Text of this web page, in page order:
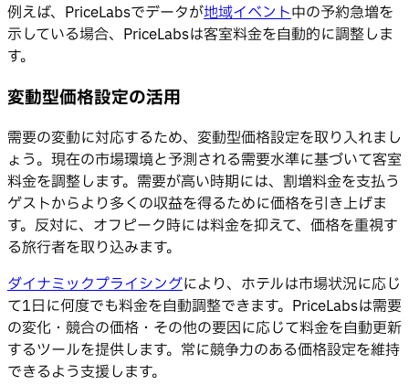
例えば、PriceLabsでデータが地域イベント中の予約急増を
示している場合、PriceLabsは客室料金を自動的に調整しま
す。
変動型価格設定の活用
需要の変動に対応するため、変動型価格設定を取り入れまし
ょう。現在の市場環境と予測される需要水準に基づいて客室
料金を調整します。需要が高い時期には、割増料金を支払う
ゲストからより多くの収益を得るために価格を引き上げま
す。反対に、オフピーク時には料金を抑えて、価格を重視す
る旅行者を取り込みます。
ダイナミックプライシングにより、ホテルは市場状況に応じ
て1日に何度でも料金を自動調整できます。PriceLabsは需要
の変化・競合の価格・その他の要因に応じて料金を自動更新
するツールを提供します。常に競争力のある価格設定を維持
できるよう支援します。